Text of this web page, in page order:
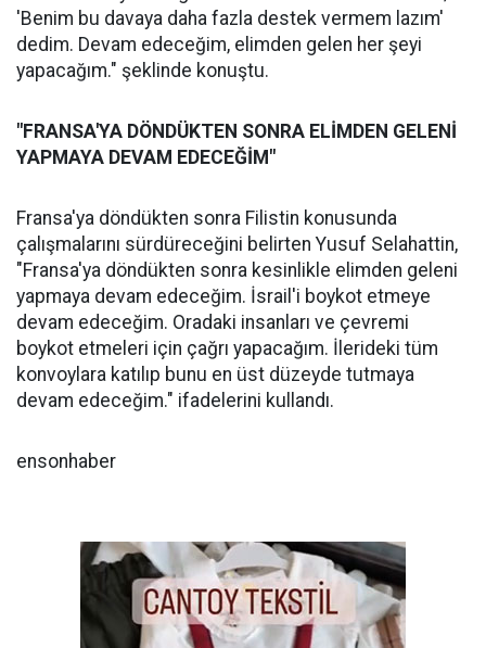
'Benim bu davaya daha fazla destek vermem lazım'
dedim. Devam edeceğim, elimden gelen her şeyi
yapacağım." şeklinde konuştu.
"FRANSA'YA DÖNDÜKTEN SONRA ELİMDEN GELENİ
YAPMAYA DEVAM EDECEĞİM"
Fransa'ya döndükten sonra Filistin konusunda
çalışmalarını sürdüreceğini belirten Yusuf Selahattin,
"Fransa'ya döndükten sonra kesinlikle elimden geleni
yapmaya devam edeceğim. İsrail'i boykot etmeye
devam edeceğim. Oradaki insanları ve çevremi
boykot etmeleri için çağrı yapacağım. İlerideki tüm
konvoylara katılıp bunu en üst düzeyde tutmaya
devam edeceğim." ifadelerini kullandı.
ensonhaber